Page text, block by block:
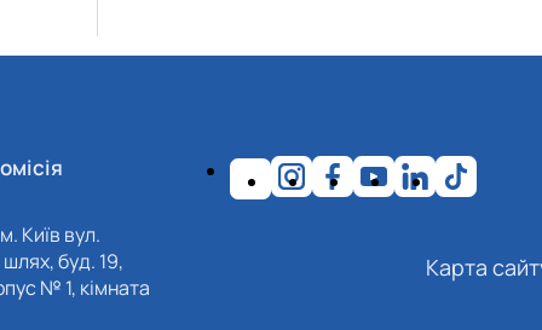
Київ вул.
шлях, буд. 19,
№ 1, кімната
Карта